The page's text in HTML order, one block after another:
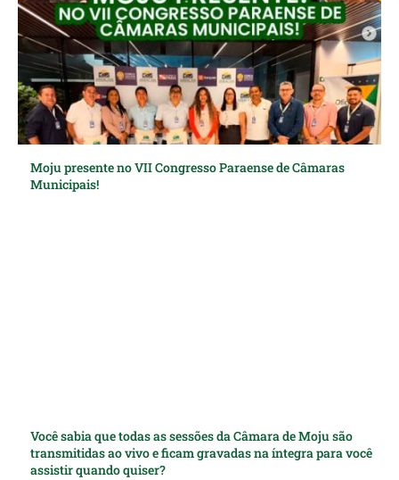
Moju presente no VII Congresso Paraense de Câmaras
Municipais!
Você sabia que todas as sessões da Câmara de Moju são
transmitidas ao vivo e ficam gravadas na íntegra para você
assistir quando quiser?